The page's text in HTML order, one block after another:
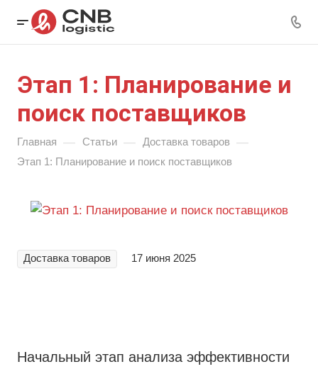
Этап 1: Планирование и
поиск поставщиков
Главная — Статьи — Доставка товаров —
Этап 1: Планирование и поиск поставщиков
Доставка товаров 17 июня 2025
Начальный этап анализа эффективности